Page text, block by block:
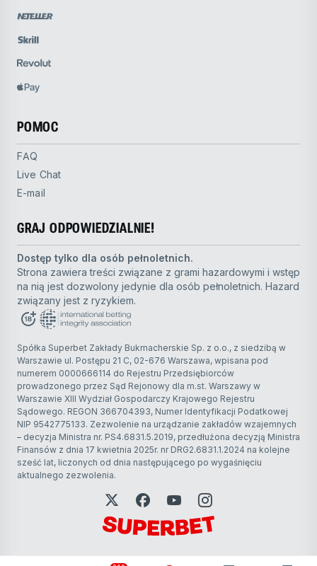
POMOC
FAQ
Live Chat
E-mail
GRAJ ODPOWIEDZIALNIE!
Dostęp tylko dla osób pełnoletnich.
Strona zawiera treści związane z grami hazardowymi i wstęp
na nią jest dozwolony jedynie dla osób pełnoletnich. Hazard
związany jest z ryzykiem.
Spółka Superbet Zakłady Bukmacherskie Sp. z o.o., z siedzibą w
Warszawie ul. Postępu 21 C, 02-676 Warszawa, wpisana pod
numerem 0000666114 do Rejestru Przedsiębiorców
prowadzonego przez Sąd Rejonowy dla m.st. Warszawy w
Warszawie XIII Wydział Gospodarczy Krajowego Rejestru
Sądowego. REGON 366704393, Numer Identyfikacji Podatkowej
NIP 9542775133. Zezwolenie na urządzanie zakładów wzajemnych
– decyzja Ministra nr. PS4.6831.5.2019, przedłużona decyzją Ministra
Finansów z dnia 17 kwietnia 2025r. nr DRG2.6831.1.2024 na kolejne
sześć lat, liczonych od dnia następującego po wygaśnięciu
aktualnego zezwolenia.